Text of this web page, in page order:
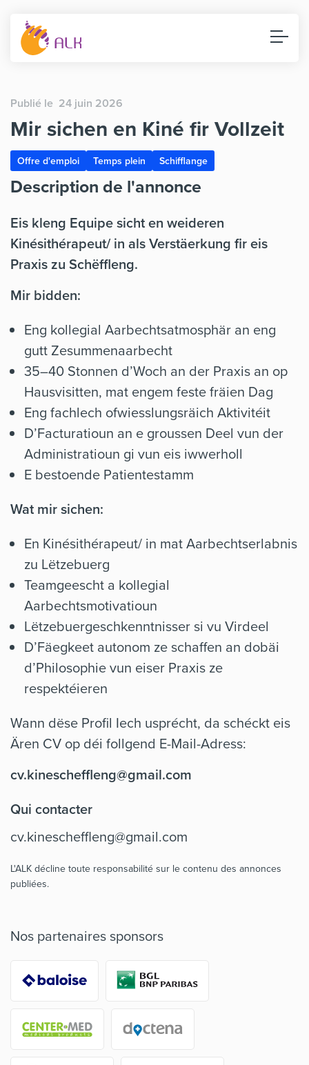
Publié le 24 juin 2026
Mir sichen en Kiné fir Vollzeit
Offre d'emploi Temps plein Schifflange
Description de l'annonce
Eis kleng Equipe sicht en weideren
Kinésithérapeut/ in als Verstäerkung fir eis
Praxis zu Schëffleng.
Mir bidden:
Eng kollegial Aarbechtsatmosphär an eng
gutt Zesummenaarbecht
35–40 Stonnen d’Woch an der Praxis an op
Hausvisitten, mat engem feste fräien Dag
Eng fachlech ofwiesslungsräich Aktivitéit
D’Facturatioun an e groussen Deel vun der
Administratioun gi vun eis iwwerholl
E bestoende Patientestamm
Wat mir sichen:
En Kinésithérapeut/ in mat Aarbechtserlabnis
zu Lëtzebuerg
Teamgeescht a kollegial
Aarbechtsmotivatioun
Lëtzebuergeschkenntnisser si vu Virdeel
D’Fäegkeet autonom ze schaffen an dobäi
d’Philosophie vun eiser Praxis ze
respektéieren
Wann dëse Profil Iech usprécht, da schéckt eis
Ären CV op déi follgend E-Mail-Adress:
cv.kinescheffleng@gmail.com
Qui contacter
cv.kinescheffleng@gmail.com
L'ALK décline toute responsabilité sur le contenu des annonces
publiées.
Nos partenaires sponsors